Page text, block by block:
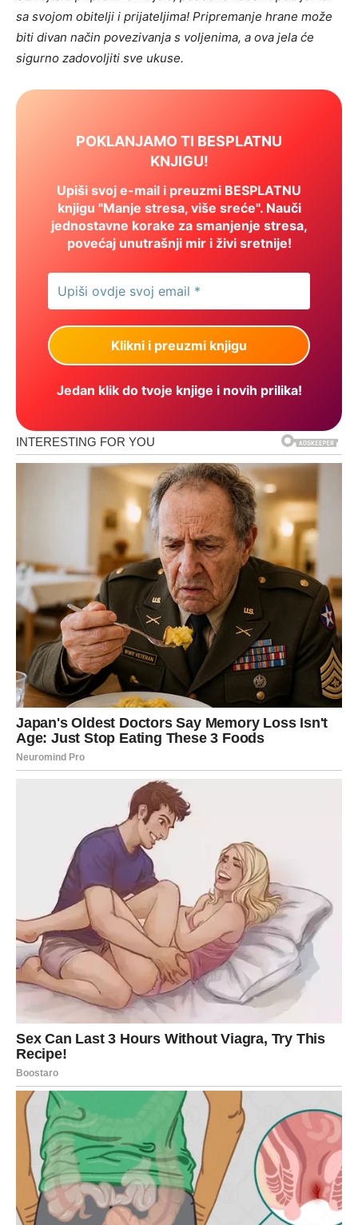
sa svojom obitelji i prijateljima! Pripremanje hrane može
biti divan način povezivanja s voljenima, a ova jela će
sigurno zadovoljiti sve ukuse.
POKLANJAMO TI BESPLATNU
KNJIGU!
Upiši svoj e-mail i preuzmi BESPLATNU
knjigu "Manje stresa, više sreće". Nauči
jednostavne korake za smanjenje stresa,
povećaj unutrašnji mir i živi sretnije!
Jedan klik do tvoje knjige i novih prilika!